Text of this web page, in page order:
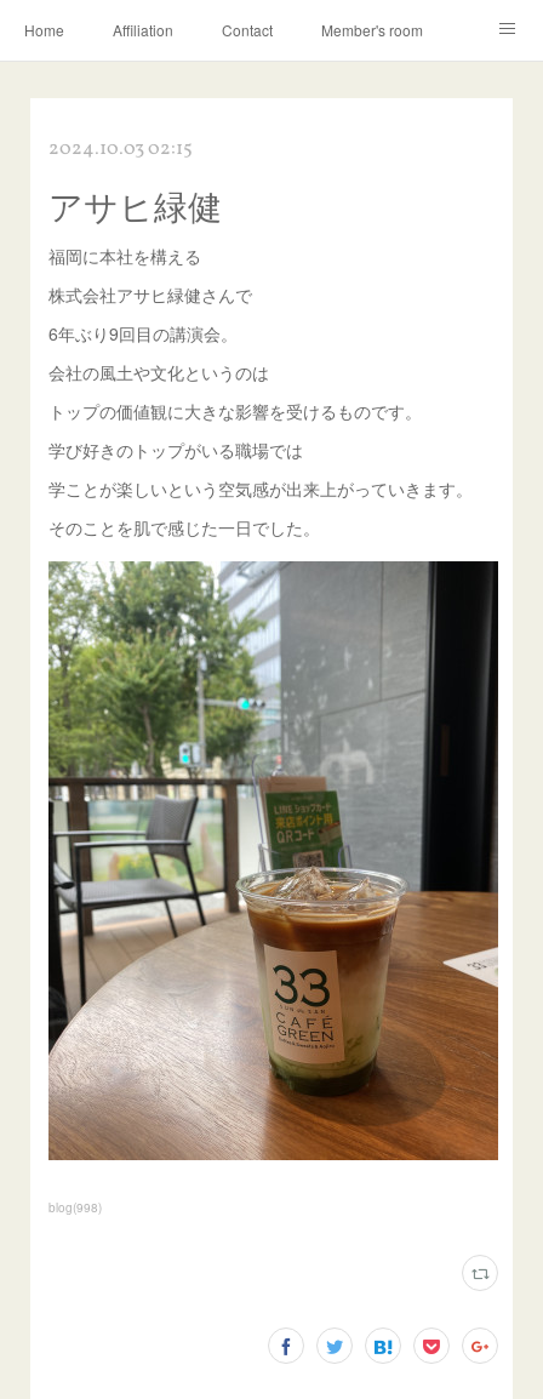
Home Affiliation Contact Member's room
2024.10.03 02:15
アサヒ緑健
福岡に本社を構える
株式会社アサヒ緑健さんで
6年ぶり9回目の講演会。
会社の風土や文化というのは
トップの価値観に大きな影響を受けるものです。
学び好きのトップがいる職場では
学ことが楽しいという空気感が出来上がっていきます。
そのことを肌で感じた一日でした。
blog(998)